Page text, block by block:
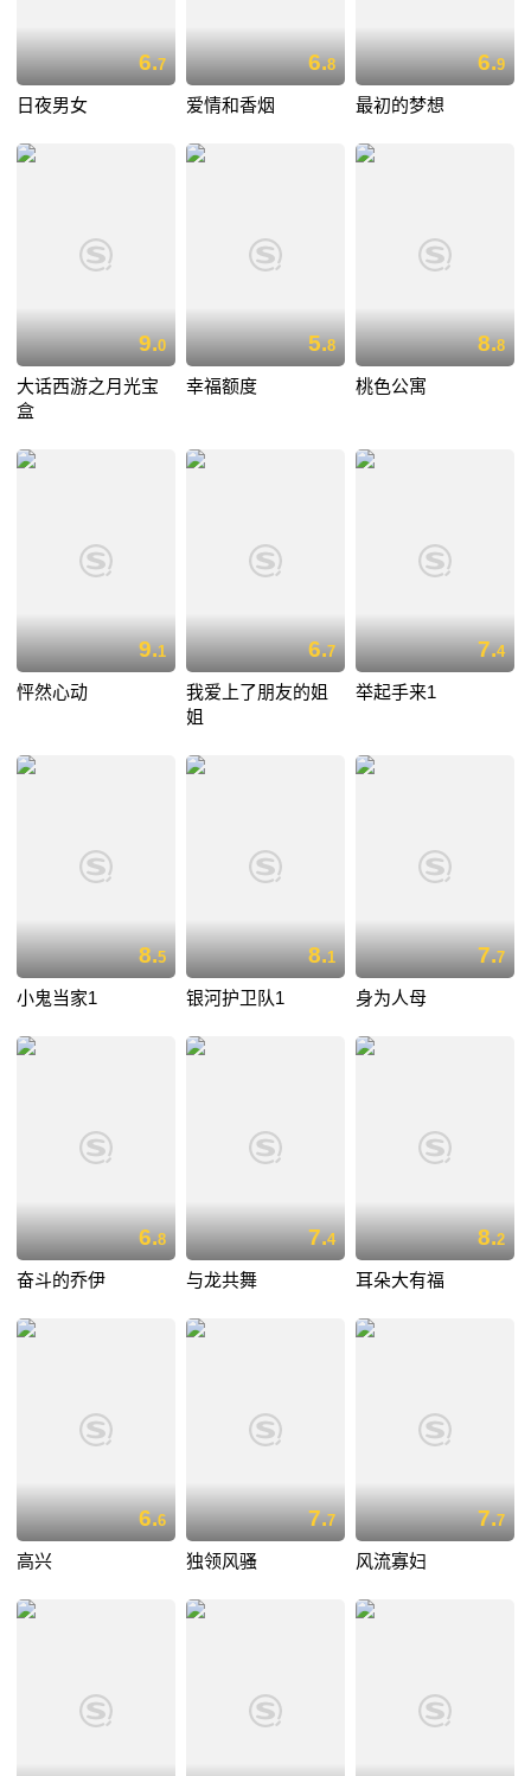
6.7
日夜男女
6.8
爱情和香烟
6.9
最初的梦想
9.0
大话西游之月光宝
盒
5.8
幸福额度
8.8
桃色公寓
9.1
怦然心动
6.7
我爱上了朋友的姐
姐
7.4
举起手来1
8.5
小鬼当家1
8.1
银河护卫队1
7.7
身为人母
6.8
奋斗的乔伊
7.4
与龙共舞
8.2
耳朵大有福
6.6
高兴
7.7
独领风骚
7.7
风流寡妇